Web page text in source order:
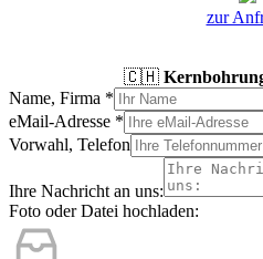
zur
🇨🇭
Name, Firma *
eMail-Adresse *
Vorwahl, Telefon
Ihre Nachricht an uns:
Foto oder Datei hochladen: